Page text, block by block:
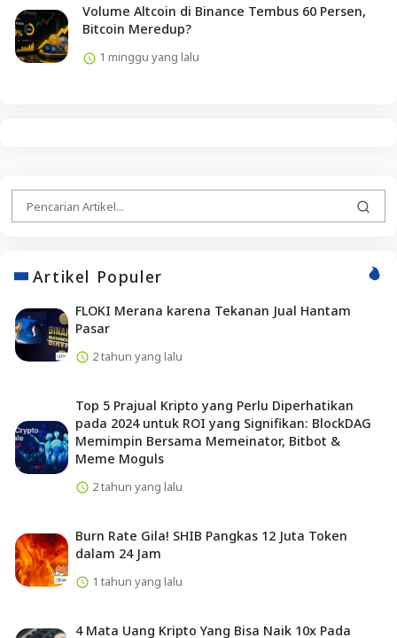
Volume Altcoin di Binance Tembus 60 Persen,
Bitcoin Meredup?
1 minggu yang lalu
Artikel Populer
FLOKI Merana karena Tekanan Jual Hantam
Pasar
2 tahun yang lalu
Top 5 Prajual Kripto yang Perlu Diperhatikan
pada 2024 untuk ROI yang Signifikan: BlockDAG
Memimpin Bersama Memeinator, Bitbot &
Meme Moguls
2 tahun yang lalu
Burn Rate Gila! SHIB Pangkas 12 Juta Token
dalam 24 Jam
1 tahun yang lalu
4 Mata Uang Kripto Yang Bisa Naik 10x Pada